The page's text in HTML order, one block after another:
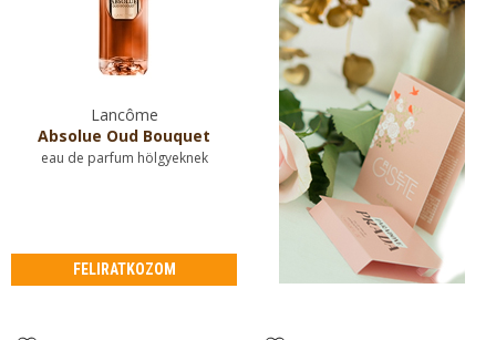
Lancôme
Absolue Oud Bouquet
eau de parfum hölgyeknek
FELIRATKOZOM